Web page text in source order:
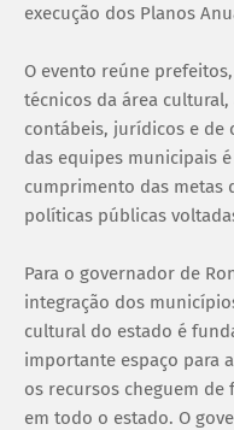
execução dos Planos
O evento reúne
técnicos da área
contábeis, jurídicos e de
das equipes municipais
cumprimento das metas
políticas públicas
Para o governador de
integração dos
cultural do estado é
importante espaço para
os recursos cheguem
em todo o estado. O